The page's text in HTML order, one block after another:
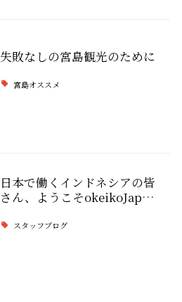
失敗なしの宮島観光のために
宮島オススメ
日本で働くインドネシアの皆
さん、ようこそokeikoJap…
スタッフブログ